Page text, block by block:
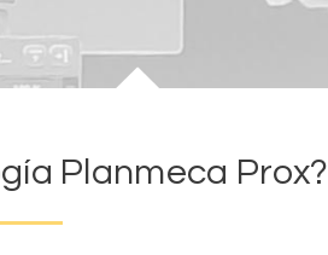
Planmeca Prox?